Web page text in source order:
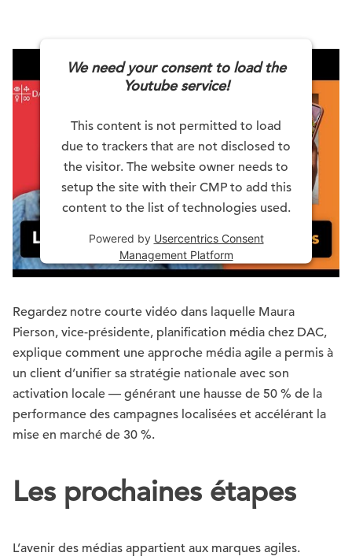
We need your consent to load the
Youtube service!
This content is not permitted to load
due to trackers that are not disclosed to
the visitor. The website owner needs to
setup the site with their CMP to add this
content to the list of technologies used.
Powered by Usercentrics Consent
Management Platform
Regardez notre courte vidéo dans laquelle Maura
Pierson, vice-présidente, planification média chez DAC,
explique comment une approche média agile a permis à
un client d’unifier sa stratégie nationale avec son
activation locale — générant une hausse de 50 % de la
performance des campagnes localisées et accélérant la
mise en marché de 30 %.
Les prochaines étapes
L’avenir des médias appartient aux marques agiles.